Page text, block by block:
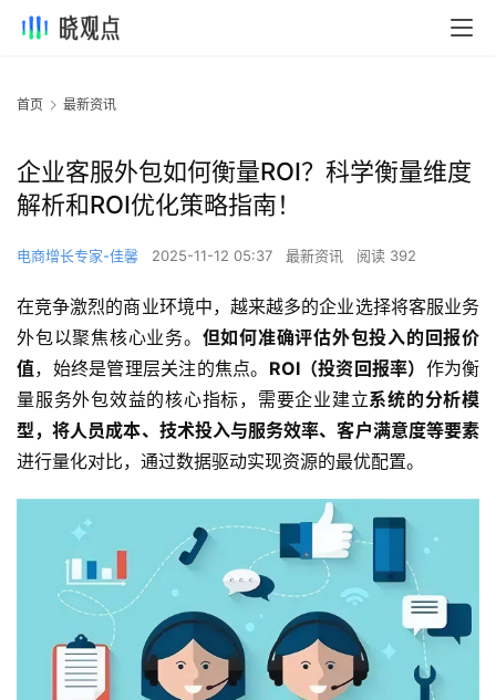
首页 最新资讯
企业客服外包如何衡量ROI？科学衡量维度
解析和ROI优化策略指南！
电商增长专家-佳馨 2025-11-12 05:37 最新资讯 阅读 392
在竞争激烈的商业环境中，越来越多的企业选择将客服业务
外包以聚焦核心业务。 但如何准确评估外包投入的回报价
值，始终是管理层关注的焦点。 ROI（投资回报率） 作为衡
量服务外包效益的核心指标，需要企业建立系统的分析模
型，将人员成本、技术投入与服务效率、客户满意度等要素
进行量化对比，通过数据驱动实现资源的最优配置。